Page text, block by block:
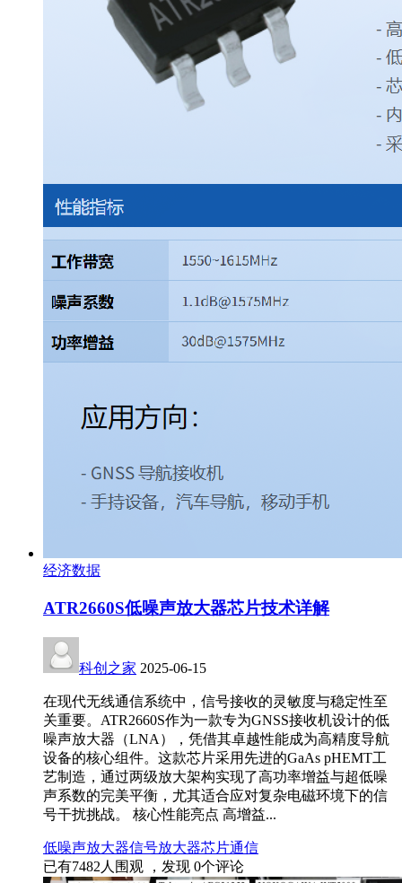
经济数据
‌ATR2660S低噪声放大器芯片技术详解‌
科创之家 2025-06-15
在现代无线通信系统中，信号接收的灵敏度与稳定性至
关重要。ATR2660S作为一款专为GNSS接收机设计的低
噪声放大器（LNA），凭借其卓越性能成为高精度导航
设备的核心组件。这款芯片采用先进的GaAs pHEMT工
艺制造，通过两级放大架构实现了高功率增益与超低噪
声系数的完美平衡，尤其适合应对复杂电磁环境下的信
号干扰挑战。 核心性能亮点‌ 高增益...
低噪声放大器信号放大器芯片通信
已有7482 人围观 ，发现 0个评论